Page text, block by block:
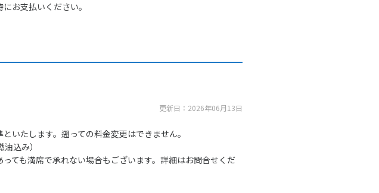
にお支払いください。
更新日：2026年06月13日
いたします。遡っての料金変更はできません。
込み）
ても満席で承れない場合もございます。詳細はお問合せくだ